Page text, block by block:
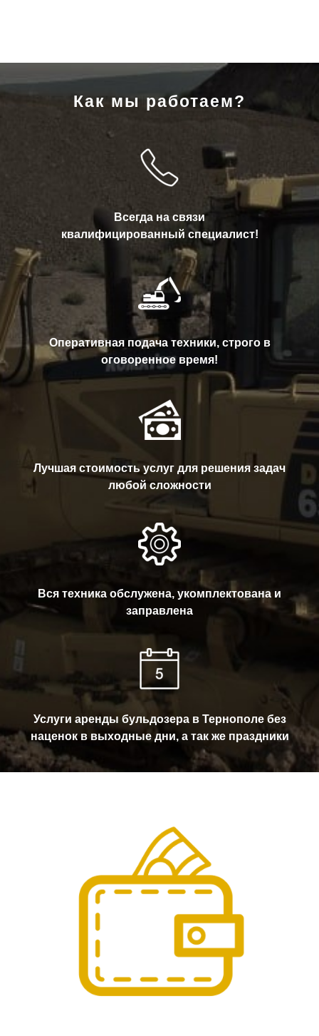
Как мы работаем?
Всегда на связи
квалифицированный специалист!
Оперативная подача техники, строго в
оговоренное время!
Лучшая стоимость услуг для решения задач
любой сложности
Вся техника обслужена, укомплектована и
заправлена
Услуги аренды бульдозера в Тернополе без
наценок в выходные дни, а так же праздники